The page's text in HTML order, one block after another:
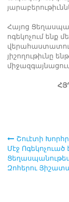
Հայոց
ոգեկոչում ենք
յիշողութիւնը
Post
Շուէտի
Մէջ Ոգեկոչուած
Զոհերու